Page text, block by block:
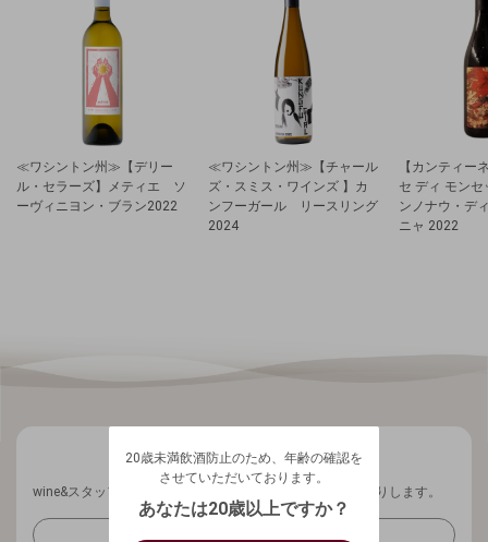
≪ワシントン州≫【デリー
ル・セラーズ】メティエ ソ
ーヴィニヨン・ブラン2022
≪ワシントン州≫【チャール
ズ・スミス・ワインズ 】カ
ンフーガール リースリング
2024
【カンティー
セ ディ モン
ンノナウ・デ
ニャ 2022
wine&スタッフから、ワインに関する最新情報を週1回お送りします。
20歳未満飲酒防止のため、年齢の確認を
させていただいております。
あなたは20歳以上ですか？
生年月日を入力してください。
西暦
ログアウトします。よろしいですか？